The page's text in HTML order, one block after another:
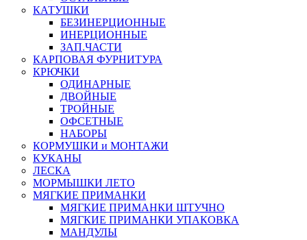
КАТУШКИ
БЕЗИНЕРЦИОННЫЕ
ИНЕРЦИОННЫЕ
ЗАП.ЧАСТИ
КАРПОВАЯ ФУРНИТУРА
КРЮЧКИ
ОДИНАРНЫЕ
ДВОЙНЫЕ
ТРОЙНЫЕ
ОФСЕТНЫЕ
НАБОРЫ
КОРМУШКИ и МОНТАЖИ
КУКАНЫ
ЛЕСКА
МОРМЫШКИ ЛЕТО
МЯГКИЕ ПРИМАНКИ
МЯГКИЕ ПРИМАНКИ ШТУЧНО
МЯГКИЕ ПРИМАНКИ УПАКОВКА
МАНДУЛЫ